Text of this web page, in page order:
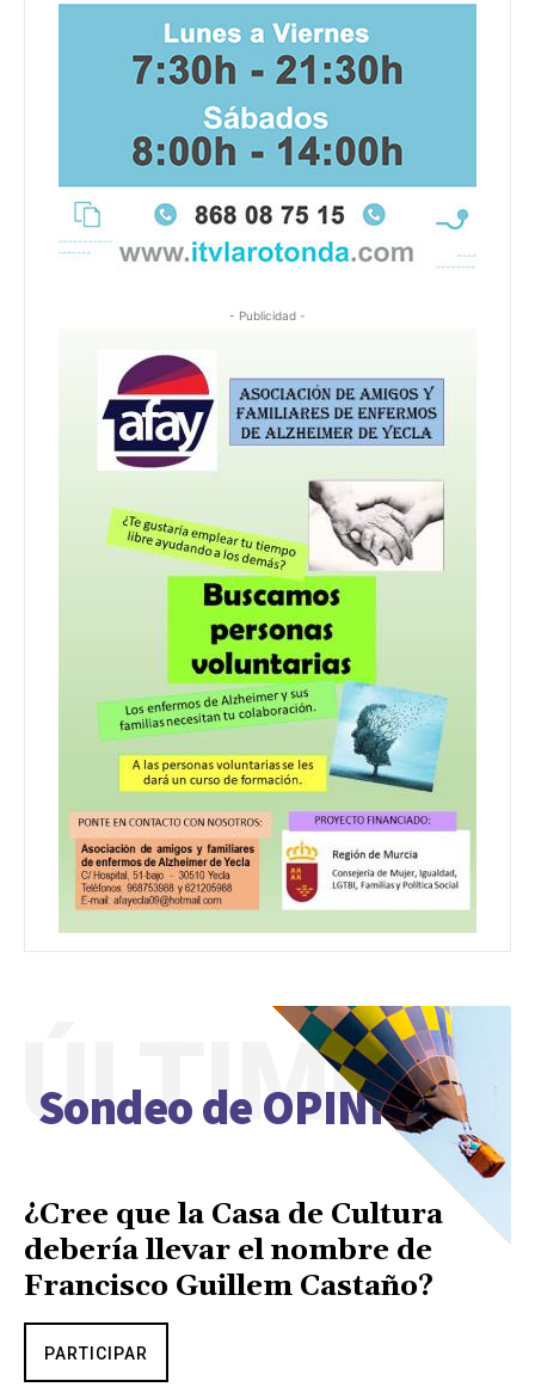
- Publicidad -
Sondeo de OPINIÓN
ÚLTIMO
¿Cree que la Casa de Cultura
debería llevar el nombre de
Francisco Guillem Castaño?
PARTICIPAR